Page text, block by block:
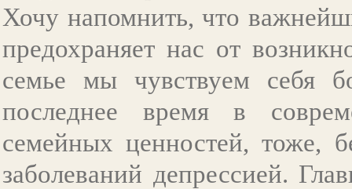
Хочу напомнить, что
предохраняет нас от
семье мы чувствуем себя
последнее время в
семейных ценностей, тоже,
заболеваний депрессией.